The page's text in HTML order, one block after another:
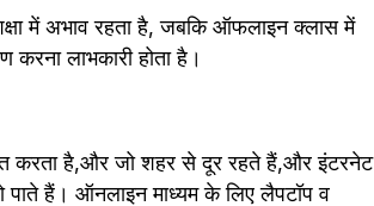
में अभाव रहता है, जबकि ऑफलाइन क्लास में
लाभकारी होता है।
करता है,और जो शहर से दूर रहते हैं,और इंटरनेट
पाते हैं। ऑनलाइन माध्यम के लिए लैपटॉप व